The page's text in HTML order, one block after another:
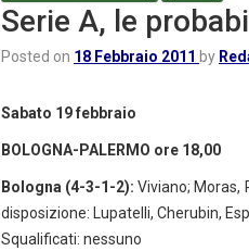
Serie A, le
Posted on 18 Febbraio 2011 by
Sabato 19 febbraio
BOLOGNA-PALERMO ore 18,00
Bologna (4-3-1-2): Viviano; Moras,
disposizione: Lupatelli, Cherubin,
Squalificati: nessuno